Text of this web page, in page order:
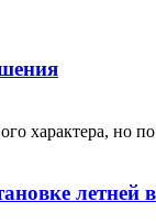
характера, но
летней